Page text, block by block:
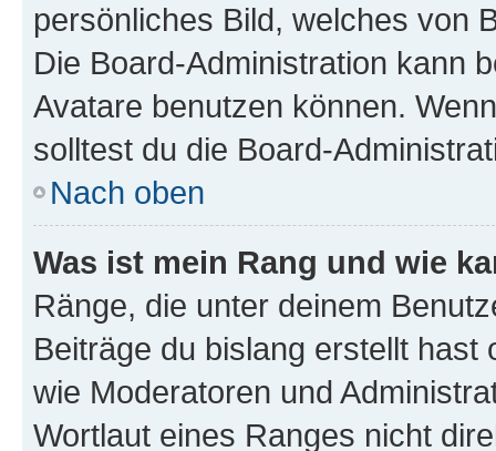
persönliches Bild, welches von
Die Board-Administration kann
Avatare benutzen können.
solltest du die Board-
Nach oben
Was ist mein Rang und wie
Ränge, die unter deinem
Beiträge du bislang erstellt
wie Moderatoren und
Wortlaut eines Ranges nicht